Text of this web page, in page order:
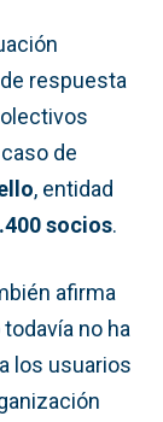
respuesta
de
, entidad
socios.
afirma
no ha
los usuarios